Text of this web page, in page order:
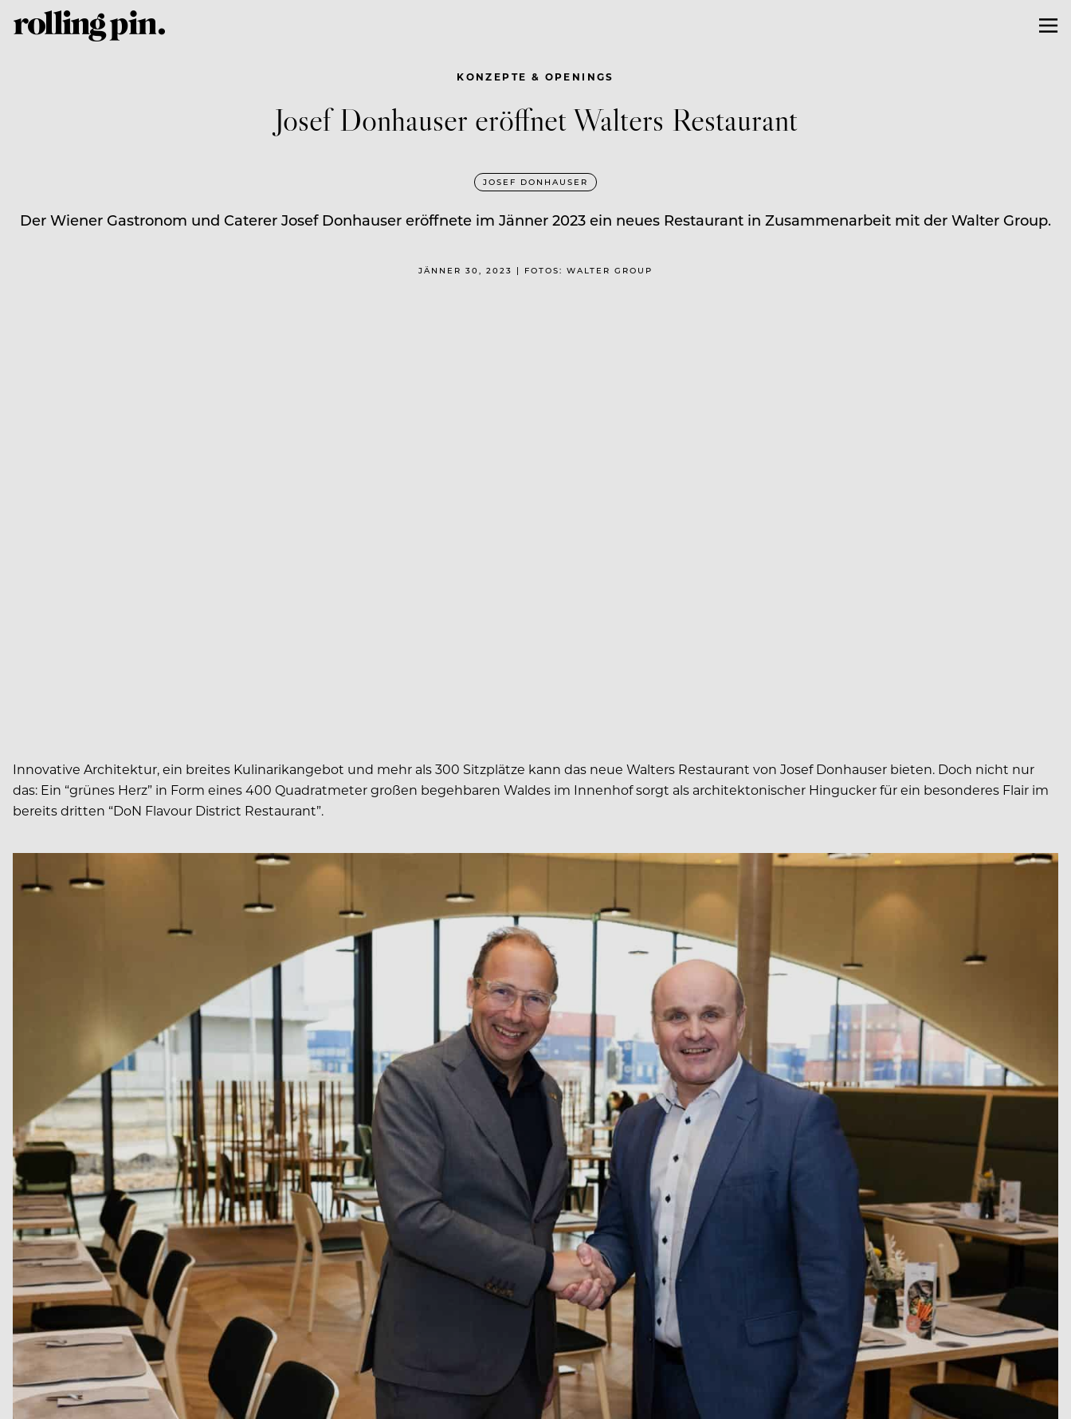
KONZEPTE & OPENINGS
Josef Donhauser eröffnet Walters Restaurant
JOSEF DONHAUSER
Der Wiener Gastronom und Caterer Josef Donhauser eröffnete im Jänner 2023 ein neues Restaurant in Zusammenarbeit mit der Walter Group.
JÄNNER 30, 2023 | FOTOS: WALTER GROUP
Innovative Architektur, ein breites Kulinarikangebot und mehr als 300 Sitzplätze kann das neue Walters Restaurant von Josef Donhauser bieten. Doch nicht nur
das: Ein “grünes Herz” in Form eines 400 Quadratmeter großen begehbaren Waldes im Innenhof sorgt als architektonischer Hingucker für ein besonderes Flair im
bereits dritten “DoN Flavour District Restaurant”.